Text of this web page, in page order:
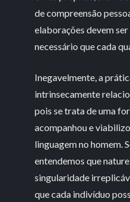
de compreensão
elaborações devem
necessário que cada
Inegavelmente, a
intrinsecamente
pois se trata de uma
acompanhou e
linguagem no homem.
entendemos que
singularidade
que cada indivíduo